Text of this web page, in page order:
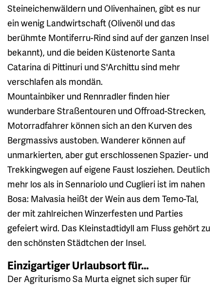
Steineichenwäldern und Olivenhainen, gibt es nur
ein wenig Landwirtschaft (Olivenöl und das
berühmte Montiferru-Rind sind auf der ganzen Insel
bekannt), und die beiden Küstenorte Santa
Catarina di Pittinuri und S'Archittu sind mehr
verschlafen als mondän.
Mountainbiker und Rennradler finden hier
wunderbare Straßentouren und Offroad-Strecken,
Motorradfahrer können sich an den Kurven des
Bergmassivs austoben. Wanderer können auf
unmarkierten, aber gut erschlossenen Spazier- und
Trekkingwegen auf eigene Faust losziehen. Deutlich
mehr los als in Sennariolo und Cuglieri ist im nahen
Bosa: Malvasia heißt der Wein aus dem Temo-Tal,
der mit zahlreichen Winzerfesten und Parties
gefeiert wird. Das Kleinstadtidyll am Fluss gehört zu
den schönsten Städtchen der Insel.
Einzigartiger Urlaubsort für…
Der Agriturismo Sa Murta eignet sich super für